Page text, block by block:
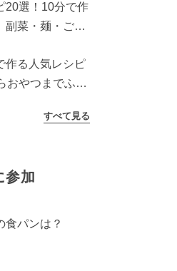
20選！10分で作
副菜・麺・ごは
作る人気レシピ
おやつまでふん
すべて見る
参加
食パンは？